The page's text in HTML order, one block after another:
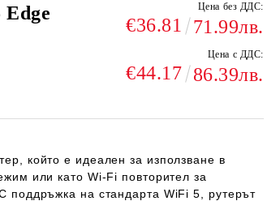
Цена без ДДС:
€36.81 71.99лв.
Цена с ДДС:
€44.17 86.39лв.
който е идеален за използване в
или като Wi-Fi повторител за
поддръжка на стандарта WiFi 5, рутерът